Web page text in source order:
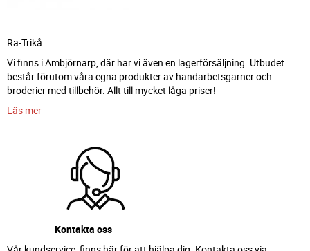
Ra-Trikå
Vi finns i Ambjörnarp, där har vi även en lagerförsäljning. Utbudet
består förutom våra egna produkter av handarbetsgarner och
broderier med tillbehör. Allt till mycket låga priser!
Läs mer
Kontakta oss